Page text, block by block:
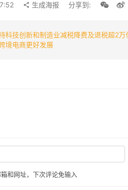
生成海报 分享到:
科技创新和制造业减税降费及退税超2万
境电商更好发展
和网址，下次评论免输入